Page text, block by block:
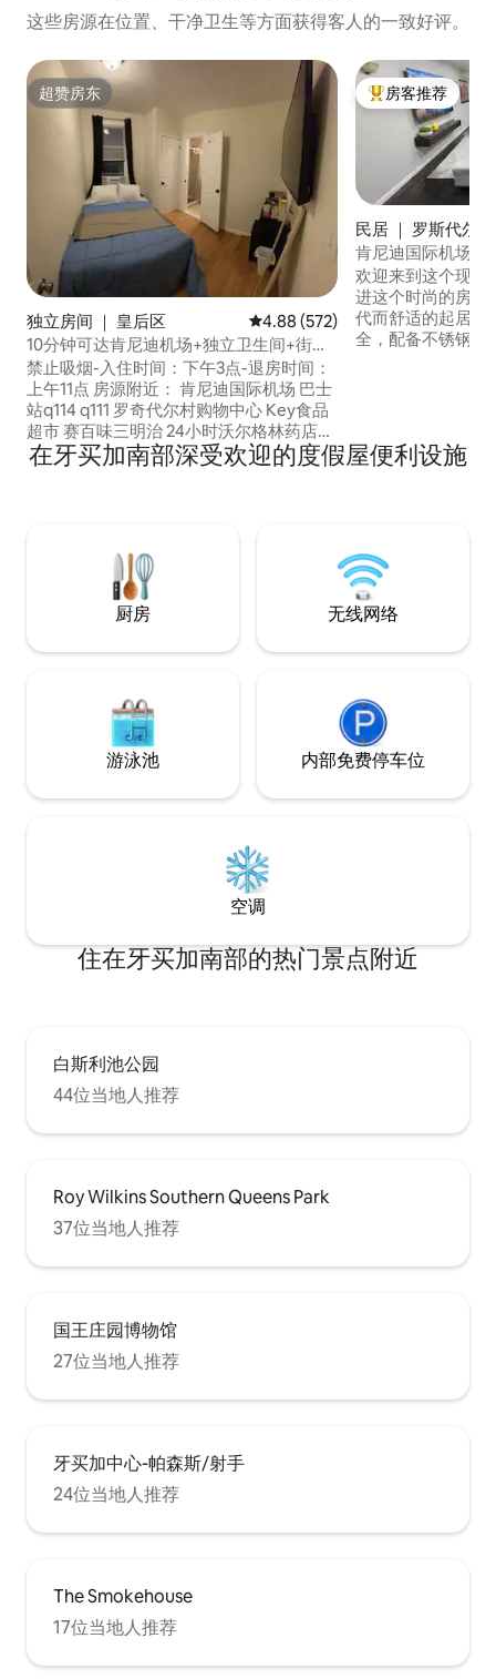
这些房源在位置、干净卫生等方面获得客人的一致好评。
超赞房东
超赞房东
独立房间 ｜ 皇后区 平均评分 4.88 分（满分 5 分），
4.88 (572)
10分钟可达肯尼迪机场+独立卫生间+街角
巴士站
禁止吸烟-入住时间：下午3点-退房时间：
上午11点 房源附近： 肯尼迪国际机场 巴士
站q114 q111 罗奇代尔村购物中心 Key食品
超市 赛百味三明治 24小时沃尔格林药店
Popeyes 路易斯安那州厨房 麦当劳
Checkers & Rally's 自助洗衣机 Baisley
55英寸智能电视
热门「房客推荐」
房客推荐
民居 ｜ 罗斯代尔
肯尼迪国际机场/
现代房源
欢迎来到这个现代
进这个时尚的房源
代而舒适的起居空
全，配备不锈钢家
场 乘坐LIRR 30分
站 🚆 开车5分钟即
在牙买加南部深受欢迎的度假屋便利设施
厨房 无线网络
游泳池 内部免费停车位
空调
住在牙买加南部的热门景点附近
白斯利池公园
44位当地人推荐
Roy Wilkins Southern Queens Park
37位当地人推荐
国王庄园博物馆
27位当地人推荐
牙买加中心-帕森斯/射手
24位当地人推荐
The Smokehouse
17位当地人推荐